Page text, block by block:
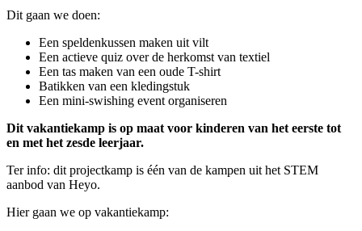
Dit gaan we doen:
Een speldenkussen maken uit vilt
Een actieve quiz over de herkomst van textiel
Een tas maken van een oude T-shirt
Batikken van een kledingstuk
Een mini-swishing event organiseren
Dit vakantiekamp is op maat voor kinderen van het eerste tot
en met het zesde leerjaar.
Ter info: dit projectkamp is één van de kampen uit het STEM
aanbod van Heyo.
Hier gaan we op vakantiekamp: